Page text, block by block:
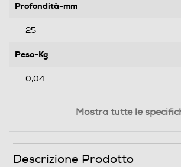
Profondità-mm
25
Peso-Kg
0,04
Informazioni sulla sicurezza del prodotto
Mostra tutte le
Descrizione Prodotto